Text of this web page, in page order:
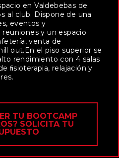
en Valdebebas de
al club. Dispone de una
eventos y
y un espacio
venta de
out.En el piso superior se
rendimiento con 4 salas
ﬁsioterapia, relajación y
TU BOOTCAMP
SOLICITA TU